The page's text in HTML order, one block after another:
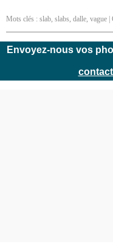
Mots clés : slab, slabs, dalle, vague
Envoyez-nous vos